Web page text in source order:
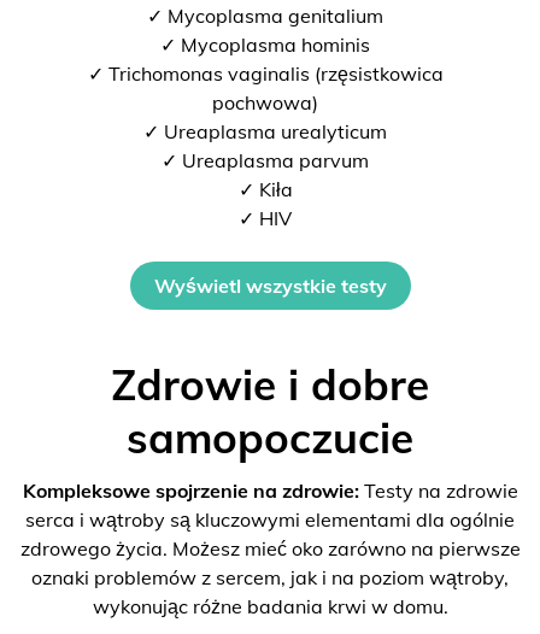
✓ Mycoplasma genitalium
✓ Mycoplasma hominis
✓ Trichomonas vaginalis (rzęsistkowica
pochwowa)
✓ Ureaplasma urealyticum
✓ Ureaplasma parvum
✓ Kiła
✓ HIV
Wyświetl wszystkie testy
Zdrowie i dobre
samopoczucie
Kompleksowe spojrzenie na zdrowie:Testy na zdrowie
serca i wątroby są kluczowymi elementami dla ogólnie
zdrowego życia. Możesz mieć oko zarówno na pierwsze
oznaki problemów z sercem, jak i na poziom wątroby,
wykonując różne badania krwi w domu.